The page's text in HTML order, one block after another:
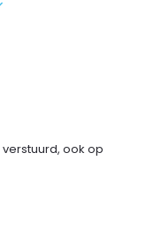
verstuurd, ook op